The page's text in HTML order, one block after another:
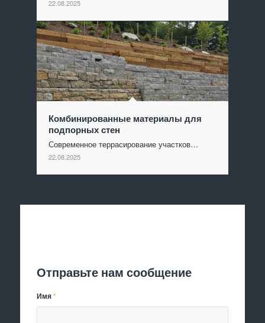
22.08.2025
Комбинированные материалы для
подпорных стен
Современное террасирование участков…
22.08.2025
Отправьте нам сообщение
Имя*